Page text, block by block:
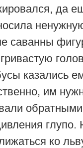
да
саванны
казались
им
ко